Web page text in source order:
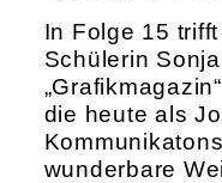
In Folge 15
Schülerin
die heute als
wunderbare